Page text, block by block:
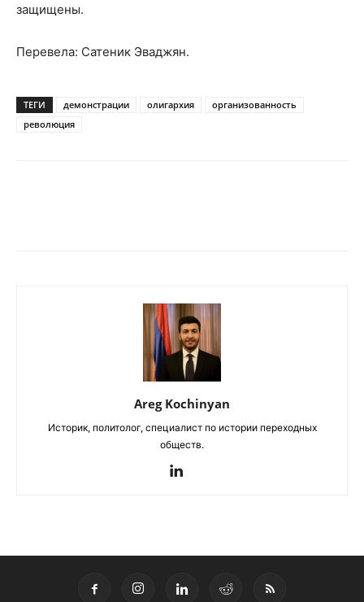
защищены.
Перевела: Сатеник Эваджян.
ТЕГИ демонстрации олигархия
организованность
революция
Areg Kochinyan
Историк, политолог, специалист по истории переходных
обществ.